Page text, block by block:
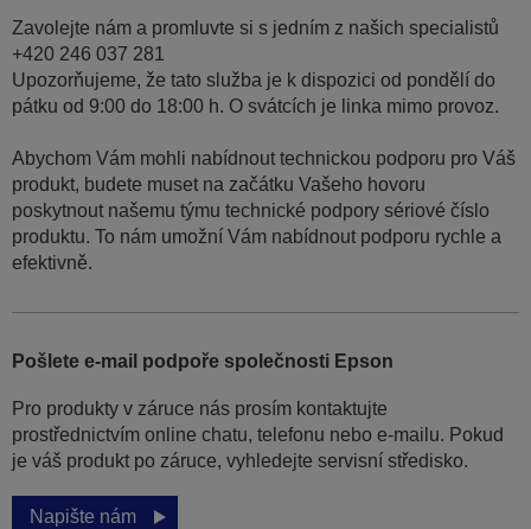
Zavolejte nám a promluvte si s jedním z našich specialistů
+420 246 037 281
Upozorňujeme, že tato služba je k dispozici od pondělí do
pátku od 9:00 do 18:00 h. O svátcích je linka mimo provoz.
Abychom Vám mohli nabídnout technickou podporu pro Váš
produkt, budete muset na začátku Vašeho hovoru
poskytnout našemu týmu technické podpory sériové číslo
produktu. To nám umožní Vám nabídnout podporu rychle a
efektivně.
Pošlete e-mail podpoře společnosti Epson
Pro produkty v záruce nás prosím kontaktujte
prostřednictvím online chatu, telefonu nebo e-mailu. Pokud
je váš produkt po záruce, vyhledejte servisní středisko.
Napište nám